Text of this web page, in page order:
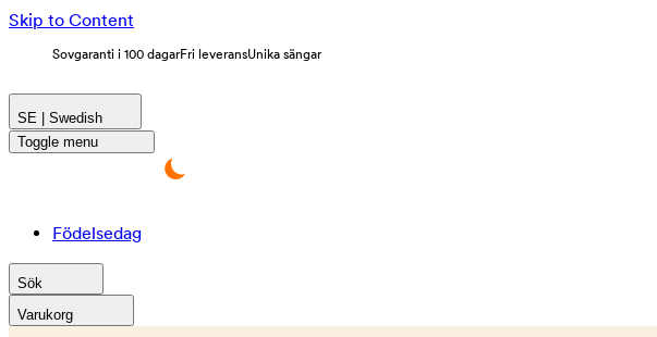
Skip to Content
Sovgaranti i 100 dagarFri leveransUnika sängar
SE | Swedish
Toggle menu
Födelsedag
Sök
Varukorg